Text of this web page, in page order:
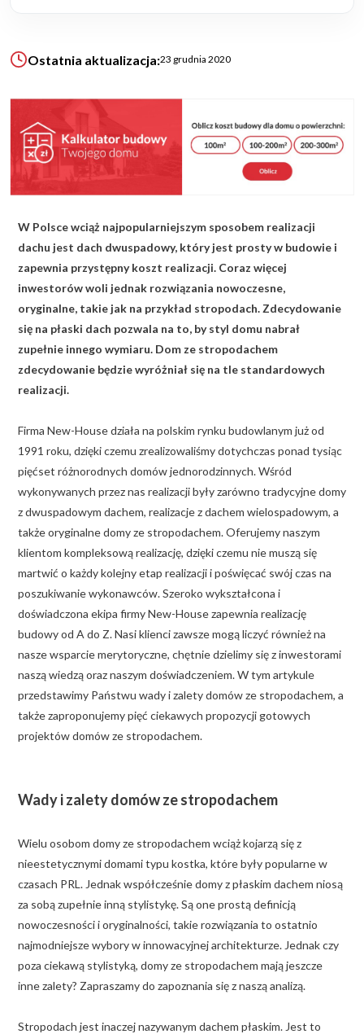
O NAS
KONAKT
Ostatnia aktualizacja:23 grudnia 2020
W Polsce wciąż najpopularniejszym sposobem realizacji
dachu jest dach dwuspadowy, który jest prosty w budowie i
zapewnia przystępny koszt realizacji. Coraz więcej
inwestorów woli jednak rozwiązania nowoczesne,
oryginalne, takie jak na przykład stropodach. Zdecydowanie
się na płaski dach pozwala na to, by styl domu nabrał
zupełnie innego wymiaru. Dom ze stropodachem
zdecydowanie będzie wyróżniał się na tle standardowych
realizacji.
Firma New-House działa na polskim rynku budowlanym już od
1991 roku, dzięki czemu zrealizowaliśmy dotychczas ponad tysiąc
pięćset różnorodnych domów jednorodzinnych. Wśród
wykonywanych przez nas realizacji były zarówno tradycyjne domy
z dwuspadowym dachem, realizacje z dachem wielospadowym, a
także oryginalne domy ze stropodachem. Oferujemy naszym
klientom kompleksową realizację, dzięki czemu nie muszą się
martwić o każdy kolejny etap realizacji i poświęcać swój czas na
poszukiwanie wykonawców. Szeroko wykształcona i
doświadczona ekipa firmy New-House zapewnia realizację
budowy od A do Z. Nasi klienci zawsze mogą liczyć również na
nasze wsparcie merytoryczne, chętnie dzielimy się z inwestorami
naszą wiedzą oraz naszym doświadczeniem. W tym artykule
przedstawimy Państwu wady i zalety domów ze stropodachem, a
także zaproponujemy pięć ciekawych propozycji gotowych
projektów domów ze stropodachem.
Wady i zalety domów ze stropodachem
Wielu osobom domy ze stropodachem wciąż kojarzą się z
nieestetycznymi domami typu kostka, które były popularne w
czasach PRL. Jednak współcześnie domy z płaskim dachem niosą
za sobą zupełnie inną stylistykę. Są one prostą definicją
nowoczesności i oryginalności, takie rozwiązania to ostatnio
najmodniejsze wybory w innowacyjnej architekturze. Jednak czy
poza ciekawą stylistyką, domy ze stropodachem mają jeszcze
inne zalety? Zapraszamy do zapoznania się z naszą analizą.
Stropodach jest inaczej nazywanym dachem płaskim. Jest to